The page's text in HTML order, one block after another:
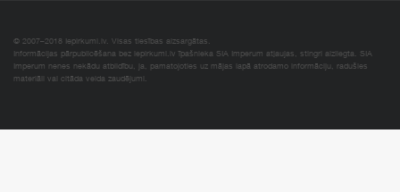
© 2007–2018 Iepirkumi.lv. Visas tiesības aizsargātas.
Informācijas pārpublicēšana bez iepirkumi.lv īpašnieka SIA Imperum atļaujas, stingri aizliegta. SIA
Imperum nenes nekādu atbildību, ja, pamatojoties uz mājas lapā atrodamo informāciju, radušies
materiāli vai citāda veida zaudējumi.